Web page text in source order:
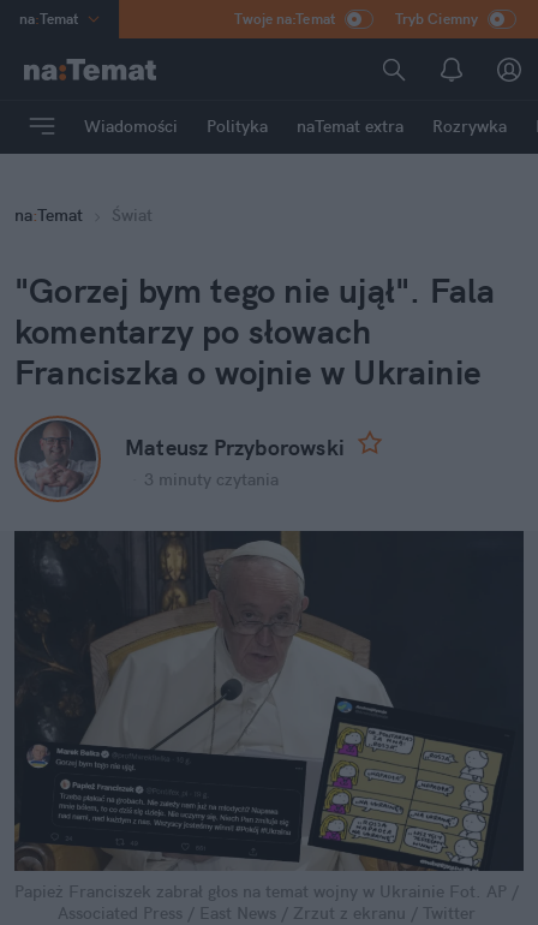
na:Temat
Poland
mama
Rozrywka
Twoje na:Temat Tryb Ciemny
Wiadomości Polityka naTemat extra Rozrywka
na:Temat Świat
"Gorzej bym tego nie ujął". Fala
komentarzy po słowach
Franciszka o wojnie w Ukrainie
Mateusz Przyborowski
3 minuty czytania
Papież Franciszek zabrał głos na temat wojny w Ukrainie Fot. AP /
Associated Press / East News / Zrzut z ekranu / Twitter